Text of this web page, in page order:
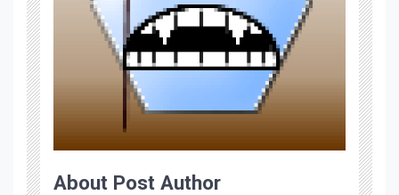
About Post Author